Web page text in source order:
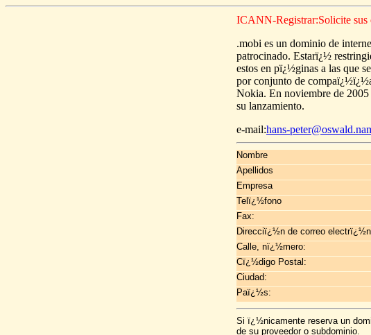
ICANN-Registrar:Solicite sus
.mobi es un dominio de
patrocinado. Estarï¿½
estos en pï¿½ginas a las que
por conjunto de
Nokia. En noviembre de
su lanzamiento.
e-mail:hans-
Nombre
Apellidos
Empresa
Telï¿½fono
Fax:
Direcciï¿½n de correo
Calle, nï¿½mero:
Cï¿½digo Postal:
Ciudad:
Paï¿½s:
Si ï¿½nicamente reserva un
de su proveedor o subdominio.